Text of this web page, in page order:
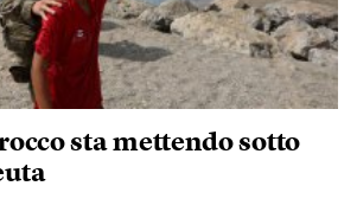
sta mettendo sotto